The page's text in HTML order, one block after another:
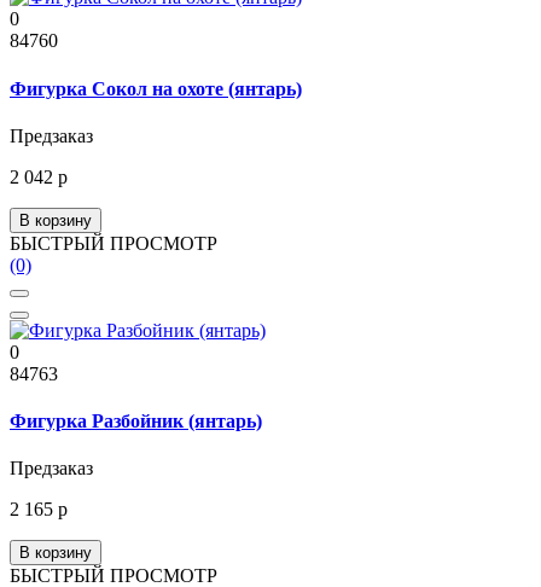
0
84760
Фигурка Сокол на охоте (янтарь)
Предзаказ
2 042 р
В корзину
БЫСТРЫЙ ПРОСМОТР
(0)
0
84763
Фигурка Разбойник (янтарь)
Предзаказ
2 165 р
В корзину
БЫСТРЫЙ ПРОСМОТР